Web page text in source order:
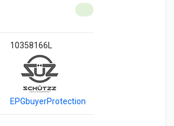
10358166L
EPGbuyerProtection